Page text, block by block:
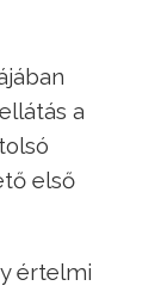
a
első
értelmi